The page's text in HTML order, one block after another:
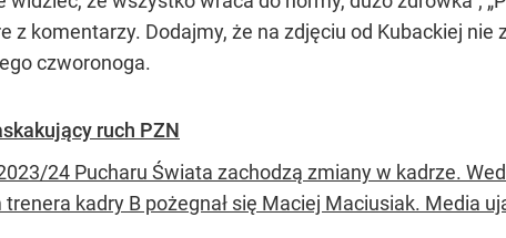
z komentarzy. Dodajmy, że na zdjęciu od Kubackiej nie
czworonoga.
ruch PZN
24 Pucharu Świata zachodzą zmiany w kadrze.
kadry B pożegnał się Maciej Maciusiak. Media